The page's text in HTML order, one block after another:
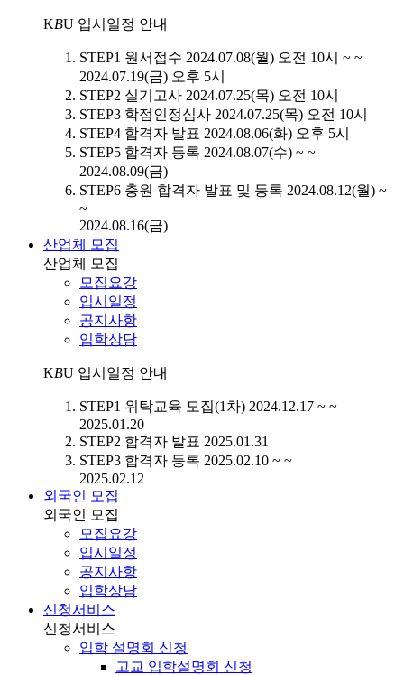
KBU 입시일정 안내
STEP1 원서접수 2024.07.08(월) 오전 10시 ~ ~
2024.07.19(금) 오후 5시
STEP2 실기고사 2024.07.25(목) 오전 10시
STEP3 학점인정심사 2024.07.25(목) 오전 10시
STEP4 합격자 발표 2024.08.06(화) 오후 5시
STEP5 합격자 등록 2024.08.07(수) ~ ~
2024.08.09(금)
STEP6 충원 합격자 발표 및 등록 2024.08.12(월) ~
~
2024.08.16(금)
산업체 모집
산업체 모집
모집요강
입시일정
공지사항
입학상담
KBU 입시일정 안내
STEP1 위탁교육 모집(1차) 2024.12.17 ~ ~
2025.01.20
STEP2 합격자 발표 2025.01.31
STEP3 합격자 등록 2025.02.10 ~ ~
2025.02.12
외국인 모집
외국인 모집
모집요강
입시일정
공지사항
입학상담
신청서비스
신청서비스
입학 설명회 신청
고교 입학설명회 신청